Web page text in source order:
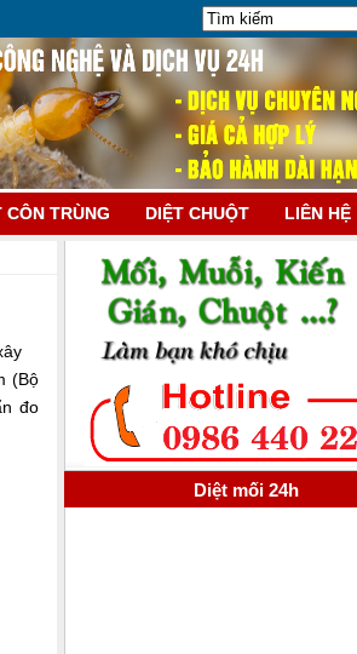
CÔN TRÙNG DIỆT CHUỘT LIÊN HỆ
(Bộ
đo
Diệt mối 24h